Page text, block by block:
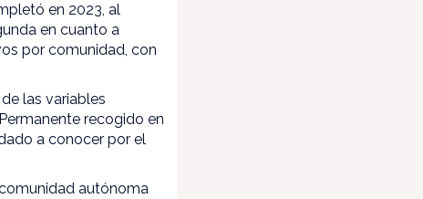
en 2023, al
en cuanto a
por comunidad, con
las variables
recogido en
a conocer por el
autónoma